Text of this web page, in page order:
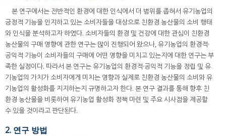
본 연구에서는 전반적인 환경에 대한 인식에서 더 범위를 좁혀서 유기농업의
긍정적 기능을 인지하고 있는 소비자들을 대상으로 친환경 농산물의 소비 행태
와 인식을 분석하고자 하였다. 소비자들의 환경 및 건강에 대한 관심이 친환경
농산물의 구매 영향에 관한 연구는 많이 진행되어 왔으나, 유기농업의 환경적·
공익적 기능이 소비자들의 구매에 어떤 영향을 미치고 있는지에 대한 연구는 부
족한 실정이다. 따라서 본 연구는 유기농업의 환경적·공익적 기능을 정립 및 유
기농업의 가치가 소비자에게 미치는 영향과 실제로 친환경 농산물의 소비와 유
기농업의 활성화를 지지하는지 규명하고자 한다. 본 연구 결과를 통해 향후 친
환경 농산물을 비롯하여 유기농업 활성화 정책 마련 및 주요 시사점을 제공할
수 있을 것이라고 판단된다.
2. 연구 방법